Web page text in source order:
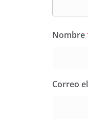
Nombre
Correo